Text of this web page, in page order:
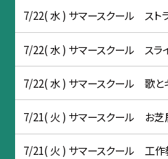
7/22( 水 ) サマースクール スト
7/22( 水 ) サマースクール スラ
7/22( 水 ) サマースクール 歌と
7/21( 火 ) サマースクール お芝
7/21( 火 ) サマースクール 工